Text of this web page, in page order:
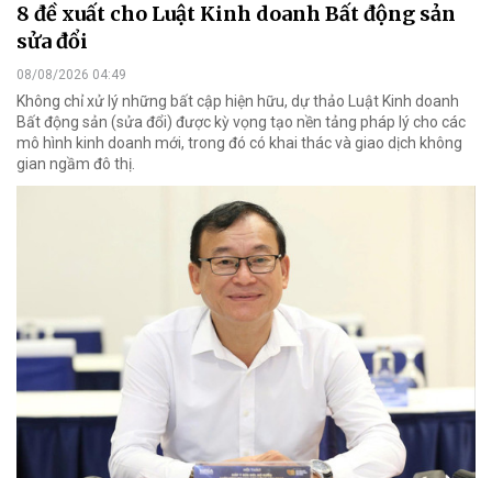
8 đề xuất cho Luật Kinh doanh Bất động sản
sửa đổi
08/08/2026 04:49
Không chỉ xử lý những bất cập hiện hữu, dự thảo Luật Kinh doanh
Bất động sản (sửa đổi) được kỳ vọng tạo nền tảng pháp lý cho các
mô hình kinh doanh mới, trong đó có khai thác và giao dịch không
gian ngầm đô thị.